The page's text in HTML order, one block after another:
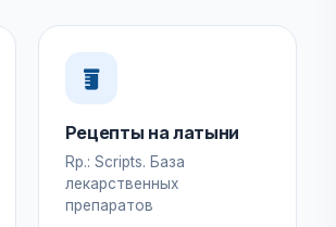
Рецепты на латыни
Rp.: Scripts. База
лекарственных
препаратов